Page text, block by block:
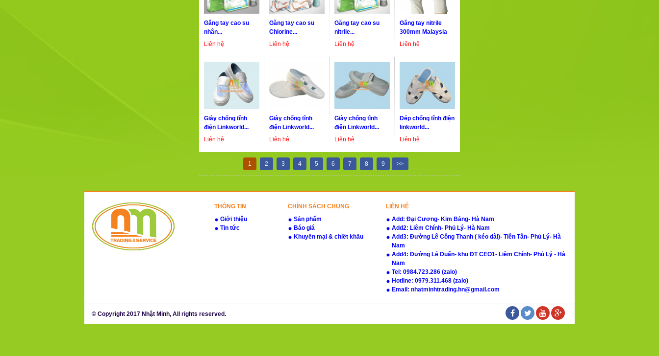
Găng tay cao su
nhân...
Liên hệ
Găng tay cao su
Chlorine...
Liên hệ
Găng tay cao su
nitrile...
Liên hệ
Găng tay nitrile
300mm Malaysia
Liên hệ
Giày chống tĩnh
điện Linkworld...
Liên hệ
Giày chống tĩnh
điện Linkworld...
Liên hệ
Giày chống tĩnh
điện Linkworld...
Liên hệ
Dép chống tĩnh điện
linkworld...
Liên hệ
1 2 3 4 5 6 7 8 9 >>
THÔNG TIN
Giới thiệu
Tin tức
CHÍNH SÁCH CHUNG
Sản phẩm
Báo giá
Khuyến mại & chiết khấu
LIÊN HỆ
Add: Đại Cương- Kim Bảng- Hà Nam
Add2: Liêm Chính- Phủ Lý- Hà Nam
Add3: Đường Lê Công Thanh ( kéo dài)- Tiên Tân- Phủ Lý- Hà
Nam
Add4: Đường Lê Duẩn- khu ĐT CEO1- Liêm Chính- Phủ Lý - Hà
Nam
Tel: 0984.723.286 (zalo)
Hotline: 0979.311.468 (zalo)
Email: nhatminhtrading.hn@gmail.com
© Copyright 2017 Nhật Minh, All rights reserved.